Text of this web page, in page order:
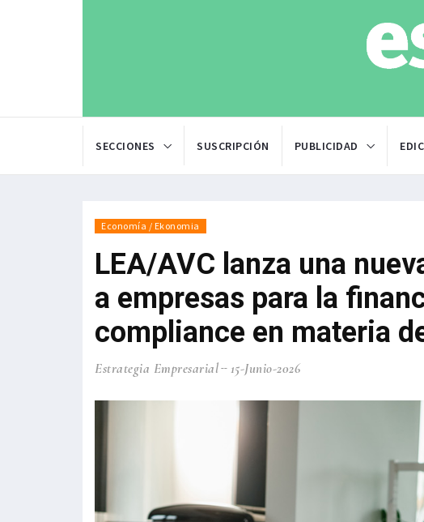
SECCIONES SUSCRIPCIÓN PUBLICIDAD
Economía / Ekonomia
LEA/AVC lanza una
a empresas para la
compliance en materia
Estrategia Empresarial 15-Junio-2026